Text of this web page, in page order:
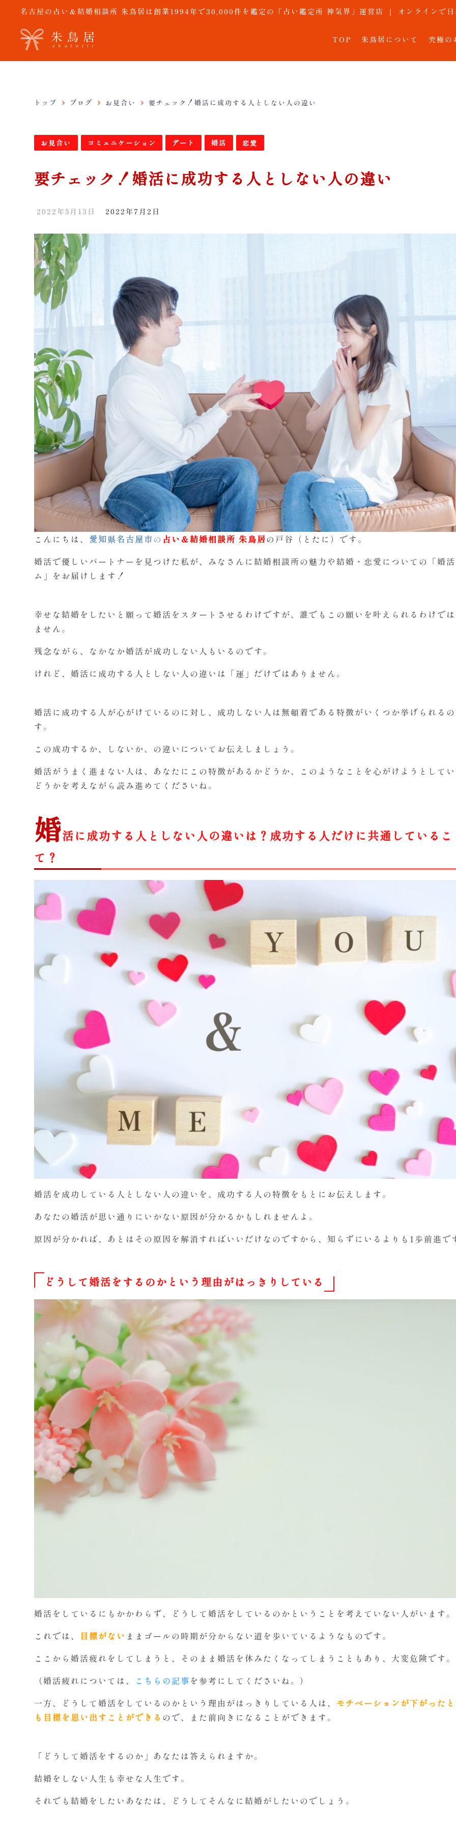
名古屋の占い＆結婚相談所 朱鳥居は創業1994年で30,000件を鑑定の「占い鑑定所 神気界」運営店 ｜ オンラインで
TOP 朱鳥居について 究極の
トップ ブログ お見合い 要チェック！婚活に成功する人としない人の違い
お見合い コミュニケーション デート 婚活 恋愛
要チェック！婚活に成功する人としない人の違い
2022年5月13日 2022年7月2日
こんにちは、 愛知県名古屋市の 占い＆結婚相談所 朱鳥居の戸谷（とたに）です。
婚活で優しいパートナーを見つけた私が、みなさんに結婚相談所の魅力や結婚・恋愛についての「婚
ム」をお届けします！
幸せな結婚をしたいと願って婚活をスタートさせるわけですが、誰でもこの願いを叶えられるわけで
ません。
残念ながら、なかなか婚活が成功しない人もいるのです。
けれど、婚活に成功する人としない人の違いは「運」だけではありません。
婚活に成功する人が心がけているのに対し、成功しない人は無頓着である特徴がいくつか挙げられる
す。
この成功するか、しないか、の違いについてお伝えしましょう。
婚活がうまく進まない人は、あなたにこの特徴があるかどうか、このようなことを心がけようとして
どうかを考えながら読み進めてくださいね。
婚活に成功する人としない人の違いは？成功する人だけに共通している
て？
婚活を成功している人としない人の違いを、成功する人の特徴をもとにお伝えします。
あなたの婚活が思い通りにいかない原因が分かるかもしれませんよ。
原因が分かれば、あとはその原因を解消すればいいだけなのですから、知らずにいるよりも1歩前進で
どうして婚活をするのかという理由がはっきりしている
婚活をしているにもかかわらず、どうして婚活をしているのかということを考えていない人がいます。
これでは、
目標がない ままゴールの時期が分からない道を歩いているようなものです。
ここから婚活疲れをしてしまうと、そのまま婚活を休みたくなってしまうこともあり、大変危険です。
（婚活疲れについては、
こちらの記事を参考にしてくださいね。）
一方、どうして婚活をしているのかという理由がはっきりしている人は、 モチベーションが下がった
も目標を思い出すことができる ので、また前向きになることができます。
「どうして婚活をするのか」あなたは答えられますか。
結婚をしない人生も幸せな人生です。
それでも結婚をしたいあなたは、どうしてそんなに結婚がしたいのでしょう。